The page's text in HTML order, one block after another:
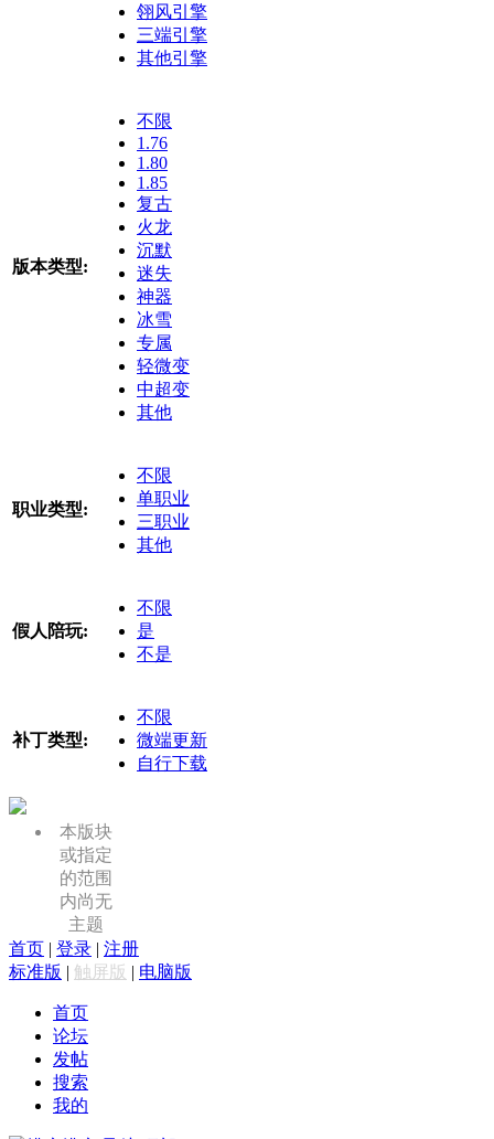
翎风引擎
三端引擎
其他引擎
版本类型:
不限
1.76
1.80
1.85
复古
火龙
沉默
迷失
神器
冰雪
专属
轻微变
中超变
其他
职业类型:
不限
单职业
三职业
其他
假人陪玩:
不限
是
不是
补丁类型:
不限
微端更新
自行下载
本版块
或指定
的范围
内尚无
主题
首页 | 登录 | 注册
标准版 | 触屏版 | 电脑版
首页
论坛
发帖
搜索
我的